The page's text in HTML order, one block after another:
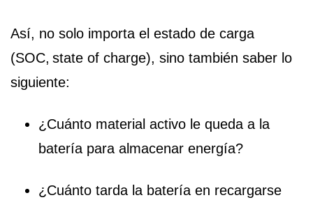
Así, no solo importa el estado de carga
(SOC, state of charge), sino también saber lo
siguiente:
¿Cuánto material activo le queda a la
batería para almacenar energía?
¿Cuánto tarda la batería en recargarse